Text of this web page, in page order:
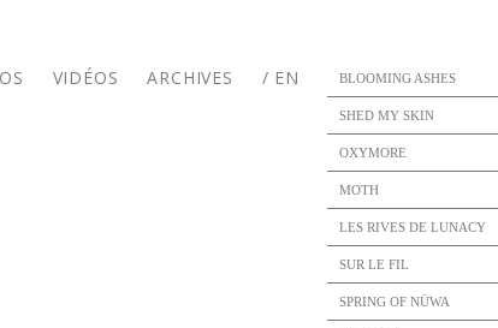
VIDÉOS ARCHIVES / EN BLOOMING ASHES
SHED MY SKIN
OXYMORE
MOTH
LES RIVES DE LUNACY
SUR LE FIL
SPRING OF NÜWA